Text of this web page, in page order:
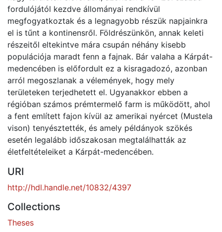
fordulójától kezdve állományai rendkívül
megfogyatkoztak és a legnagyobb részük napjainkra
el is tűnt a kontinensről. Földrészünkön, annak keleti
részeitől eltekintve mára csupán néhány kisebb
populációja maradt fenn a fajnak. Bár valaha a Kárpát-
medencében is előfordult ez a kisragadozó, azonban
arról megoszlanak a vélemények, hogy mely
területeken terjedhetett el. Ugyanakkor ebben a
régióban számos prémtermelő farm is működött, ahol
a fent említett fajon kívül az amerikai nyércet (Mustela
vison) tenyésztették, és amely példányok szökés
esetén legalább időszakosan megtalálhatták az
életfeltételeiket a Kárpát-medencében.
URI
http://hdl.handle.net/10832/4397
Collections
Theses